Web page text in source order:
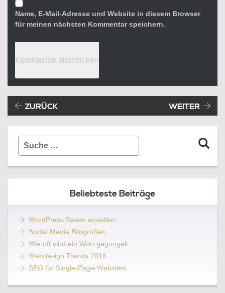
Name, E-Mail-Adresse und Website in diesem Browser
für meinen nächsten Kommentar speichern.
Beitragsnavigation
ZURÜCK WEITER
Suche
Beliebteste Beiträge
WordPress Seiten erstellen
Social Media Bildgrößen
Wie oft wird ein Wort gegoogelt
Webdesign Trends 2016
SEO für Single-Page-Websites